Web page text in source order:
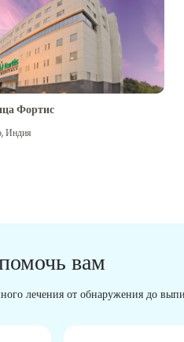
Фортис
,Индия
вам
лечения от обнаружения до